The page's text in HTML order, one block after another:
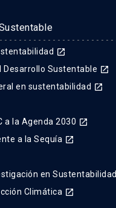
launch
Desarrollo Sustentable launch
en sustentabilidad launch
a la Agenda 2030 launch
a la Sequía launch
en Sustentabilidad
Climática launch